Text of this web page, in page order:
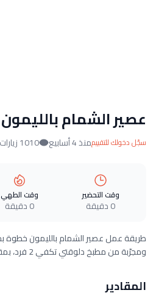
عصير الشمام بالليمون
سجّل دخولك للتقييممنذ 4 أسابيع 1010 زيارات
وقت التحضير
0 دقيقة
وقت الطهي
0 دقيقة
ومجرّبة من مطبخ دلوقتي تكفي 2 فرد، بمقادير دقيقة وخطوات واضحة.
المقادير